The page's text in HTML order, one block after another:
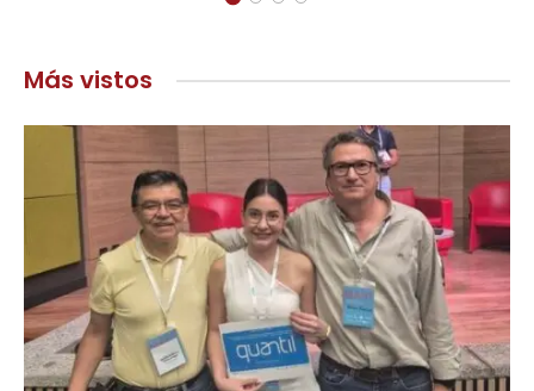
Más vistos